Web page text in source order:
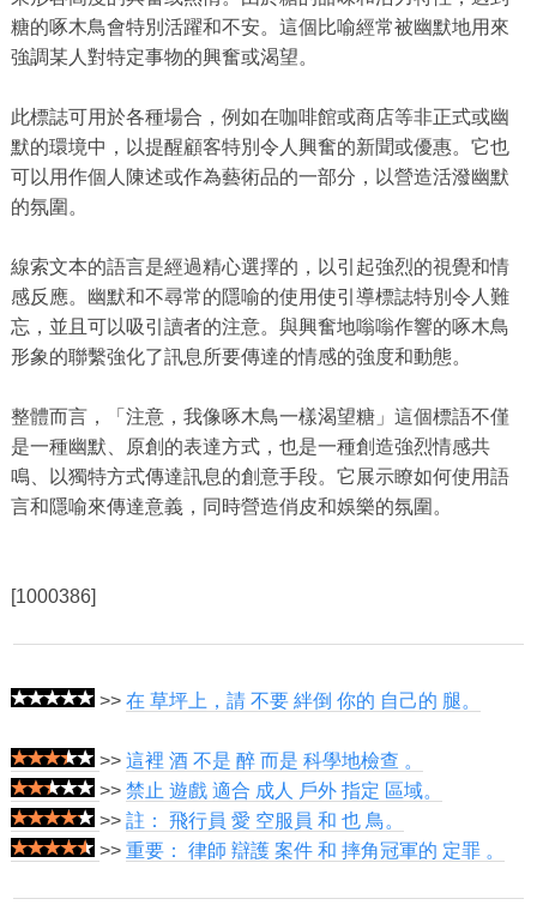
糖的啄木鳥會特別活躍和不安。這個比喻經常被幽默地用來
強調某人對特定事物的興奮或渴望。
此標誌可用於各種場合，例如在咖啡館或商店等非正式或幽
默的環境中，以提醒顧客特別令人興奮的新聞或優惠。它也
可以用作個人陳述或作為藝術品的一部分，以營造活潑幽默
的氛圍。
線索文本的語言是經過精心選擇的，以引起強烈的視覺和情
感反應。幽默和不尋常的隱喻的使用使引導標誌特別令人難
忘，並且可以吸引讀者的注意。與興奮地嗡嗡作響的啄木鳥
形象的聯繫強化了訊息所要傳達的情感的強度和動態。
整體而言，「注意，我像啄木鳥一樣渴望糖」這個標語不僅
是一種幽默、原創的表達方式，也是一種創造強烈情感共
鳴、以獨特方式傳達訊息的創意手段。它展示瞭如何使用語
言和隱喻來傳達意義，同時營造俏皮和娛樂的氛圍。
[1000386]
>> 在 草坪上，請 不要 絆倒 你的 自己的 腿。
>> 這裡 酒 不是 醉 而是 科學地檢查 。
>> 禁止 遊戲 適合 成人 戶外 指定 區域。
>> 註： 飛行員 愛 空服員 和 也 鳥。
>> 重要： 律師 辯護 案件 和 摔角冠軍的 定罪 。